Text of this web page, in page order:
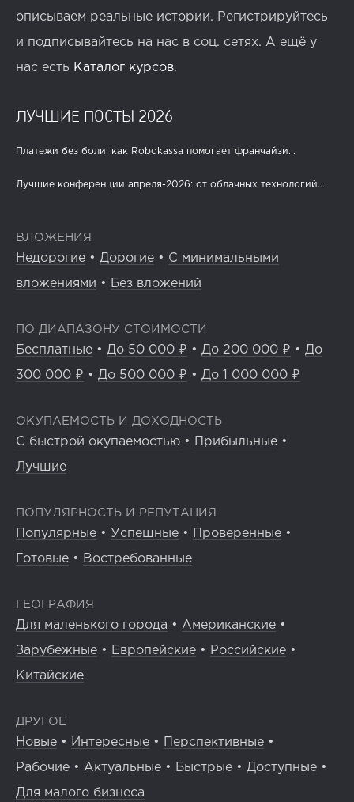
описываем реальные истории. Регистрируйтесь
и подписывайтесь на нас в соц. сетях. А ещё у
нас есть Каталог курсов.
ЛУЧШИЕ ПОСТЫ 2026
Платежи без боли: как Robokassa помогает франчайзи...
Лучшие конференции апреля-2026: от облачных технологий...
ВЛОЖЕНИЯ
Недорогие • Дорогие • С минимальными
вложениями • Без вложений
ПО ДИАПАЗОНУ СТОИМОСТИ
Бесплатные • До 50 000 ₽ • До 200 000 ₽ • До
300 000 ₽ • До 500 000 ₽ • До 1 000 000 ₽
ОКУПАЕМОСТЬ И ДОХОДНОСТЬ
С быстрой окупаемостью • Прибыльные •
Лучшие
ПОПУЛЯРНОСТЬ И РЕПУТАЦИЯ
Популярные • Успешные • Проверенные •
Готовые • Востребованные
ГЕОГРАФИЯ
Для маленького города • Американские •
Зарубежные • Европейские • Российские •
Китайские
ДРУГОЕ
Новые • Интересные • Перспективные •
Рабочие • Актуальные • Быстрые • Доступные •
Для малого бизнеса